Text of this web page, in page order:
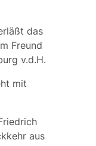
das
Freund
v.d.H.
mit
aus